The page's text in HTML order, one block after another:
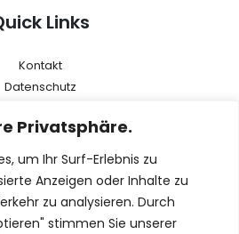
Privatsphäre.
um Ihr Surf-Erlebnis zu
Anzeigen oder Inhalte zu
zu analysieren. Durch
stimmen Sie unserer
Links
Kontakt
Datenschutz
Impressum
Menu
Magento 2